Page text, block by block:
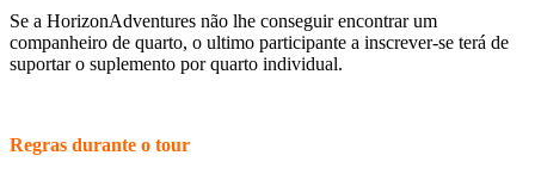
Se a HorizonAdventures não lhe conseguir encontrar um
companheiro de quarto, o ultimo participante a inscrever-se terá de
suportar o suplemento por quarto individual.
Regras durante o tour